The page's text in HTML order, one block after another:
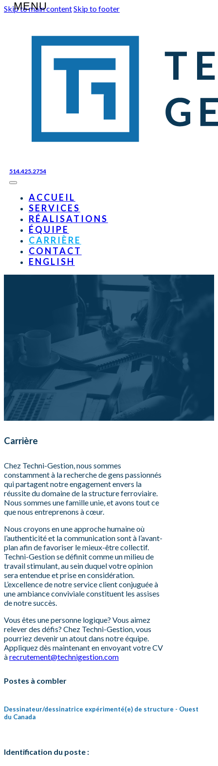
Skip to main contentSkip to footer
514.425.2754
ACCUEIL
SERVICES
RÉALISATIONS
ÉQUIPE
CARRIÈRE
CONTACT
ENGLISH
Carrière
Chez Techni-Gestion, nous sommes
constamment à la recherche de gens passionnés
qui partagent notre engagement envers la
réussite du domaine de la structure ferroviaire.
Nous sommes une famille unie, et avons tout ce
que nous entreprenons à cœur.
Nous croyons en une approche humaine où
l’authenticité et la communication sont à l’avant-
plan afin de favoriser le mieux-être collectif.
Techni-Gestion se définit comme un milieu de
travail stimulant, au sein duquel votre opinion
sera entendue et prise en considération.
L’excellence de notre service client conjuguée à
une ambiance conviviale constituent les assises
de notre succès.
Vous êtes une personne logique? Vous aimez
relever des défis? Chez Techni-Gestion, vous
pourriez devenir un atout dans notre équipe.
Appliquez dès maintenant en envoyant votre CV
àrecrutement@technigestion.com
Postes à combler
Dessinateur/dessinatrice expérimenté(e) de structure - Ouest
du Canada
Identification du poste :